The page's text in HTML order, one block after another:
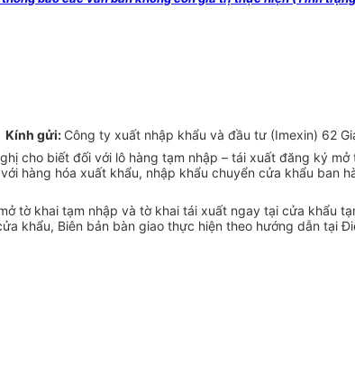
Kính gửi: Công ty xuất nhập khẩu và đầu tư (Imexin) 62
cho biết đối với lô hàng tạm nhập – tái xuất đăng ký
hàng hóa xuất khẩu, nhập khẩu chuyển cửa khẩu ban
tờ khai tạm nhập và tờ khai tái xuất ngay tại cửa khẩu
khẩu, Biên bản bàn giao thực hiện theo hướng dẫn tại